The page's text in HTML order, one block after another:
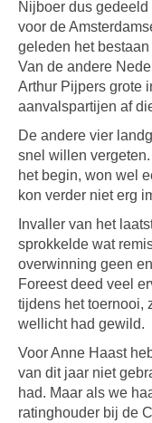
Nijboer dus
voor de
geleden het
Van de andere
Arthur Pijpers grote
aanvalspartijen af
De andere vier
snel willen
het begin, won wel
kon verder niet erg
Invaller van het
sprokkelde wat
overwinning geen
Foreest deed veel
tijdens het toernooi,
wellicht had gewild.
Voor Anne Haast
van dit jaar niet
had. Maar als we
ratinghouder bij de